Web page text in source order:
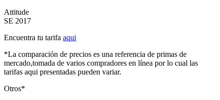
Attitude
SE 2017
Encuentra tu tarifa aqui
*La comparación de precios es una referencia de primas de
mercado,tomada de varios compradores en línea por lo cual las
tarifas aqui presentadas pueden variar.
Otros*